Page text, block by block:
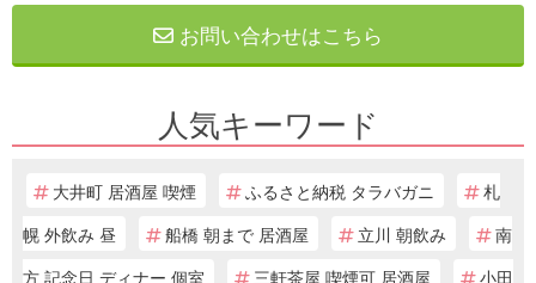
お問い合わせはこちら
人気キーワード
大井町 居酒屋 喫煙 ふるさと納税 タラバガニ
札
幌 外飲み 昼
船橋 朝まで 居酒屋 立川 朝飲み
南
方 記念日 ディナー 個室
三軒茶屋 喫煙可 居酒屋
小田